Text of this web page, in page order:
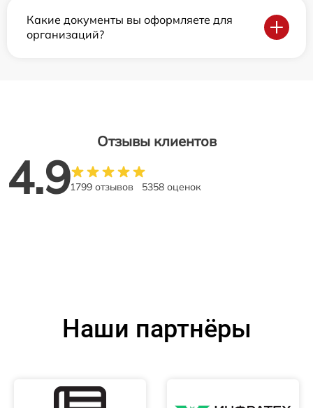
Какие документы вы оформляете для
организаций?
Отзывы клиентов
4.91799 отзывов 5358 оценок
Наши партнёры